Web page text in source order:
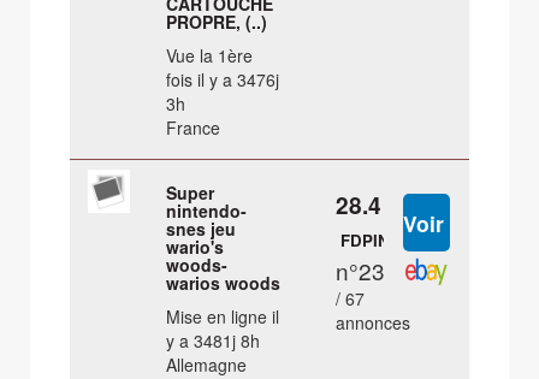
PROPRE, (..)
Vue la 1ère
fois il y a 3476j
3h
France
Super
nintendo-
snes jeu
wario's
woods-
warios woods
Mise en ligne il
y a 3481j 8h
Allemagne
28.4 €
FDPIN
n°23
/ 67
annonces